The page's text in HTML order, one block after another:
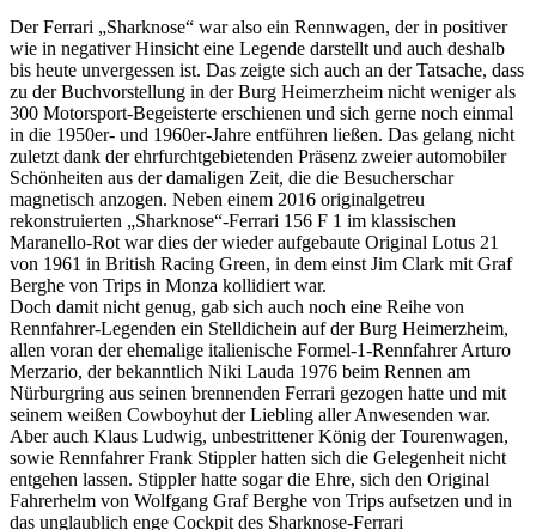
Der Ferrari „Sharknose“ war also ein Rennwagen, der in positiver
wie in negativer Hinsicht eine Legende darstellt und auch deshalb
bis heute unvergessen ist. Das zeigte sich auch an der Tatsache, dass
zu der Buchvorstellung in der Burg Heimerzheim nicht weniger als
300 Motorsport-Begeisterte erschienen und sich gerne noch einmal
in die 1950er- und 1960er-Jahre entführen ließen. Das gelang nicht
zuletzt dank der ehrfurchtgebietenden Präsenz zweier automobiler
Schönheiten aus der damaligen Zeit, die die Besucherschar
magnetisch anzogen. Neben einem 2016 originalgetreu
rekonstruierten „Sharknose“-Ferrari 156 F 1 im klassischen
Maranello-Rot war dies der wieder aufgebaute Original Lotus 21
von 1961 in British Racing Green, in dem einst Jim Clark mit Graf
Berghe von Trips in Monza kollidiert war.
Doch damit nicht genug, gab sich auch noch eine Reihe von
Rennfahrer-Legenden ein Stelldichein auf der Burg Heimerzheim,
allen voran der ehemalige italienische Formel-1-Rennfahrer Arturo
Merzario, der bekanntlich Niki Lauda 1976 beim Rennen am
Nürburgring aus seinen brennenden Ferrari gezogen hatte und mit
seinem weißen Cowboyhut der Liebling aller Anwesenden war.
Aber auch Klaus Ludwig, unbestrittener König der Tourenwagen,
sowie Rennfahrer Frank Stippler hatten sich die Gelegenheit nicht
entgehen lassen. Stippler hatte sogar die Ehre, sich den Original
Fahrerhelm von Wolfgang Graf Berghe von Trips aufsetzen und in
das unglaublich enge Cockpit des Sharknose-Ferrari